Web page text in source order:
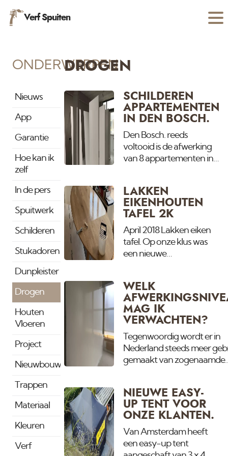
Verf Spuiten
ONDERWERPEN
Nieuws
App
Garantie
Hoe kan ik
zelf
In de pers
Spuitwerk
Schilderen
Stukadoren
Dunpleister
Drogen
Houten
Vloeren
Project
Nieuwbouw
Trappen
Materiaal
Kleuren
Verf
DROGEN
SCHILDEREN
APPARTEMENTEN
IN DEN BOSCH.
Den Bosch. reeds
voltooid is de afwerking
van 8 appartementen in
schilderwerk en
spuitwerk. Deuren net
gespoten. Droogt straks
op als zijdemat. Met dit
uitzonderlijke warme
weer kunnen wij
LAKKEN
EIKENHOUTEN
TAFEL 2K
April 2018 Lakken eiken
tafel. Op onze klus was
een nieuwe
hebben we 3x in een
white wash 2
komponenten lak gezet.
Deze droogt zo mat op
dat het is alsof er geen
lak op zit zoals het droge
stuk aar 2 lagen op
WELK
MAG IK
VERWACHTEN?
Tegenwoordig wordt er in
Nederland steeds meer
gemaakt van zogenaamde
traditioneel gestukadoord
wordt, maar dat er
worden gemonteerd op
houten of aluminimum
en daarna worden de
gleuven dicht gesmeerd.
NIEUWE EASY-
UP TENT VOOR
ONZE KLANTEN.
Van Amsterdam heeft
een easy-up tent